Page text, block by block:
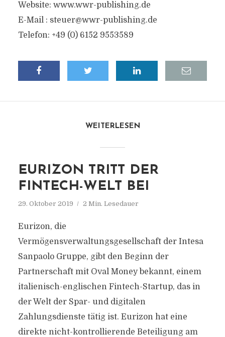
Website: www.wwr-publishing.de
E-Mail : steuer@wwr-publishing.de
Telefon: +49 (0) 6152 9553589
WEITERLESEN
EURIZON TRITT DER
FINTECH-WELT BEI
29. Oktober 2019 2 Min. Lesedauer
Eurizon, die
Vermögensverwaltungsgesellschaft der Intesa
Sanpaolo Gruppe, gibt den Beginn der
Partnerschaft mit Oval Money bekannt, einem
italienisch-englischen Fintech-Startup, das in
der Welt der Spar- und digitalen
Zahlungsdienste tätig ist. Eurizon hat eine
direkte nicht-kontrollierende Beteiligung am